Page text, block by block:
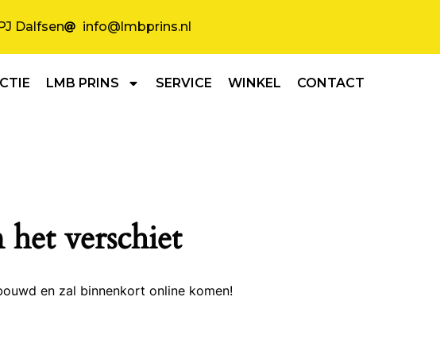
Dalfsen info@lmbprins.nl
LMB PRINS SERVICE WINKEL CONTACT
verschiet
en zal binnenkort online komen!